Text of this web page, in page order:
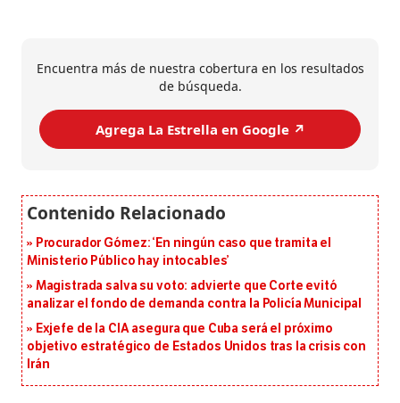
Encuentra más de nuestra cobertura en los resultados
de búsqueda.
Agrega La Estrella en Google ↗️
Procurador Gómez: ‘En ningún caso que tramita el
Ministerio Público hay intocables’
Magistrada salva su voto: advierte que Corte evitó
analizar el fondo de demanda contra la Policía Municipal
Exjefe de la CIA asegura que Cuba será el próximo
objetivo estratégico de Estados Unidos tras la crisis con
Irán